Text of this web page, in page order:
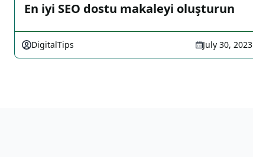
En iyi SEO dostu makaleyi oluşturun
DigitalTips July 30, 2023